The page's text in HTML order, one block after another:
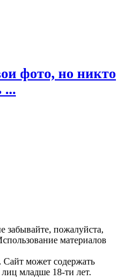
фото, но никто
...
забывайте, пожалуйста,
материалов
Сайт может содержать
младше 18-ти лет.